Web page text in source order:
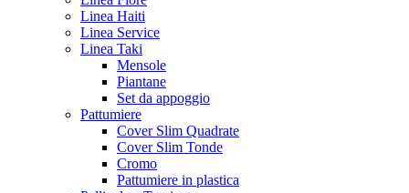
Linea Haiti
Linea Service
Linea Taki
Mensole
Piantane
Set da appoggio
Pattumiere
Cover Slim Quadrate
Cover Slim Tonde
Cromo
Pattumiere in plastica